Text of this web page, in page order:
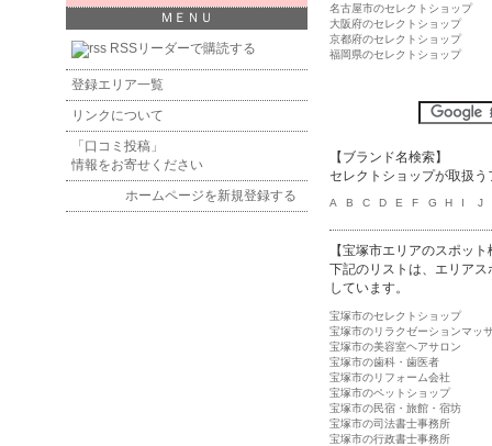
名古屋市のセレクトショップ
大阪府のセレクトショップ
京都府のセレクトショップ
福岡県のセレクトショップ
【ブランド名検索】
セレクトショップが取扱
A B C D E F G H I J
【宝塚市エリアのスポッ
下記のリストは、エリア
しています。
宝塚市のセレクトショップ
宝塚市のリラクゼーションマッ
宝塚市の美容室ヘアサロン
宝塚市の歯科・歯医者
宝塚市のリフォーム会社
宝塚市のペットショップ
宝塚市の民宿・旅館・宿坊
宝塚市の司法書士事務所
宝塚市の行政書士事務所
ＭＥＮＵ
RSSリーダーで購読する
登録エリア一覧
リンクについて
「口コミ投稿」
情報をお寄せください
ホームページを新規登録する